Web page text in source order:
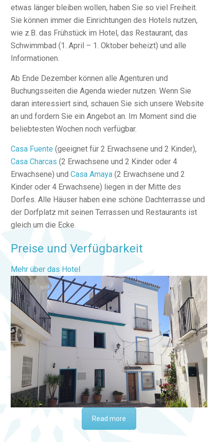
etwas länger bleiben wollen, haben Sie so viel Freiheit.
Sie können immer die Einrichtungen des Hotels nutzen,
wie z.B. das Frühstück im Hotel, das Restaurant, das
Schwimmbad (1. April – 1. Oktober beheizt) und alle
Informationen.
Ab Ende Dezember können alle Agenturen und
Buchungsseiten die Agenda wieder nutzen. Wenn Sie
daran interessiert sind, schauen Sie sich unsere Website
an und fordern Sie ein Angebot an. Im Moment sind die
beliebtesten Wochen noch verfügbar.
Casa Fuente (geeignet für 2 Erwachsene und 2 Kinder),
Casa Charcas (2 Erwachsene und 2 Kinder oder 4
Erwachsene) und Casa Amaya(2 Erwachsene und 2
Kinder oder 4 Erwachsene) liegen in der Mitte des
Dorfes. Alle Häuser haben eine schöne Dachterrasse und
der Dorfplatz mit seinen Terrassen und Restaurants ist
gleich um die Ecke.
Preise und Verfügbarkeit
Mehr über das Hotel
Read more